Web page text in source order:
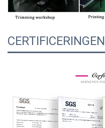
CERTIFICERINGEN